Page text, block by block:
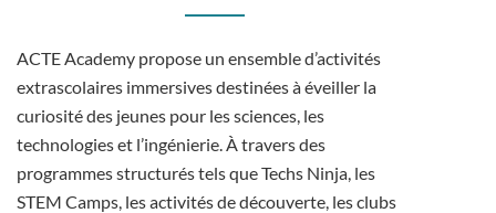
ACTE Academy propose un ensemble d’activités
extrascolaires immersives destinées à éveiller la
curiosité des jeunes pour les sciences, les
technologies et l’ingénierie. À travers des
programmes structurés tels que Techs Ninja, les
STEM Camps, les activités de découverte, les clubs